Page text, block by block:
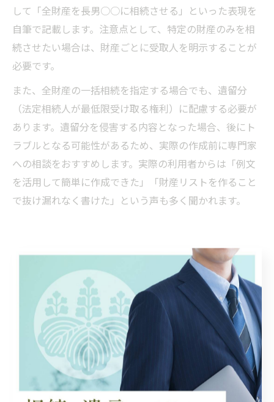
して「全財産を長男○○に相続させる」といった表現を
自筆で記載します。注意点として、特定の財産のみを相
続させたい場合は、財産ごとに受取人を明示することが
必要です。
また、全財産の一括相続を指定する場合でも、遺留分
（法定相続人が最低限受け取る権利）に配慮する必要が
あります。遺留分を侵害する内容となった場合、後にト
ラブルとなる可能性があるため、実際の作成前に専門家
への相談をおすすめします。実際の利用者からは「例文
を活用して簡単に作成できた」「財産リストを作ること
で抜け漏れなく書けた」という声も多く聞かれます。
無効リスクを避ける自筆遺言書の
遺言書作成で無効を防ぐための基本対策
遺言書を作成する際に最も重要なのは、法的に有効な形
式を守ることです。形式不備や記載ミスにより遺言書が
無効になる事例は少なくありません。特に自筆証書遺言